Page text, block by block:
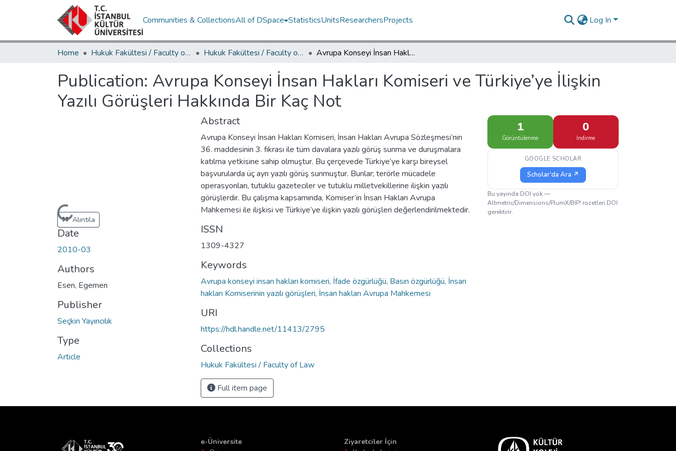
Communities & CollectionsAll of DSpace StatisticsUnitsResearchersProjects Log In
Home Hukuk Fakültesi / Faculty of Law Hukuk Fakültesi / Faculty of Law Avrupa Konseyi İnsan Hakları Komiseri ve Türkiye’ye İlişkin Yazılı Görüşleri Hakkında Bir Kaç Not
Publication: Avrupa Konseyi İnsan Hakları Komiseri ve Türkiye’ye İlişkin
Yazılı Görüşleri Hakkında Bir Kaç Not
Loading...Alıntıla
Date
2010-03
Authors
Esen, Egemen
Publisher
Seçkin Yayıncılık
Type
Article
Abstract
Avrupa Konseyi İnsan Hakları Komiseri, İnsan Hakları Avrupa Sözleşmesi’nin
36. maddesinin 3. fıkrası ile tüm davalara yazılı görüş sunma ve duruşmalara
katılma yetkisine sahip olmuştur. Bu çerçevede Türkiye’ye karşı bireysel
başvurularda üç ayrı yazılı görüş sunmuştur. Bunlar; terörle mücadele
operasyonları, tutuklu gazeteciler ve tutuklu milletvekillerine ilişkin yazılı
görüşlerdir. Bu çalışma kapsamında, Komiser’in İnsan Hakları Avrupa
Mahkemesi ile ilişkisi ve Türkiye’ye ilişkin yazılı görüşleri değerlendirilmektedir.
ISSN
1309-4327
Keywords
Avrupa konseyi insan hakları komiseri, İfade özgürlüğü, Basın özgürlüğü, İnsan
hakları Komiserinin yazılı görüşleri, İnsan hakları Avrupa Mahkemesi
URI
https://hdl.handle.net/11413/2795
Collections
Hukuk Fakültesi / Faculty of Law
Full item page
1
Görüntülenme
0
İndirme
GOOGLE SCHOLAR
Scholar'da Ara ↗
Bu yayında DOI yok —
Altmetric/Dimensions/PlumX/BIP! rozetleri DOI
gerektirir.
e-Üniversite
Ziyaretciler İçin